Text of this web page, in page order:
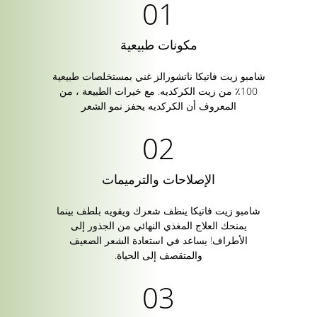
مكونات طبيعية
شامبو زيت فاتيكا ناتشورالز غني بمستخلصات طبيعية
100٪ من زيت الكركديه. مع خيرات الطبيعة ، من
المعروف أن الكركديه يحفز نمو الشعر
الإصلاحات والترميمات
شامبو زيت فاتيكا ينظف شعرك ويقويه بلطف بينما
يمنحك العلاج المغذي النهائي من الجذور إلى
الأطراف! يساعد في استعادة الشعر الضعيف
والمتقصف إلى الحياة.